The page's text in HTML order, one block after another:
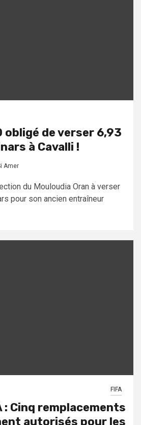
obligé de verser 6,93
à Cavalli !
Amer
du Mouloudia Oran à verser
pour son ancien entraîneur
FIFA
: Cinq remplacements
autorisés pour les